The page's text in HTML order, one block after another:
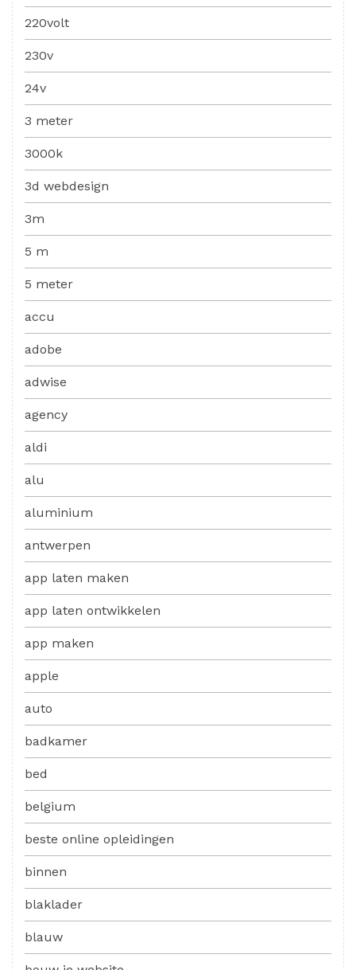
220volt
230v
24v
3 meter
3000k
3d webdesign
3m
5 m
5 meter
accu
adobe
adwise
agency
aldi
alu
aluminium
antwerpen
app laten maken
app laten ontwikkelen
app maken
apple
auto
badkamer
bed
belgium
beste online opleidingen
binnen
blaklader
blauw